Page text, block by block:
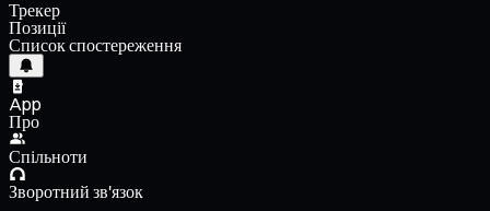
Трекер
Позиції
Список спостереження
App
Про
Спільноти
Зворотний зв'язок